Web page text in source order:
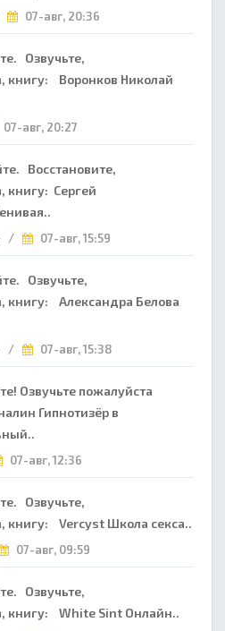
07-авг, 20:36
Озвучьте,
книгу: Воронков Николай
07-авг, 20:27
Восстановите,
книгу: Сергей
/ 07-авг, 15:59
Озвучьте,
книгу: Александра Белова
/ 07-авг, 15:38
Озвучьте пожалуйста
Гипнотизёр в
07-авг, 12:36
Озвучьте,
книгу: Vercyst Школа секса..
07-авг, 09:59
Озвучьте,
книгу: White Sint Онлайн..